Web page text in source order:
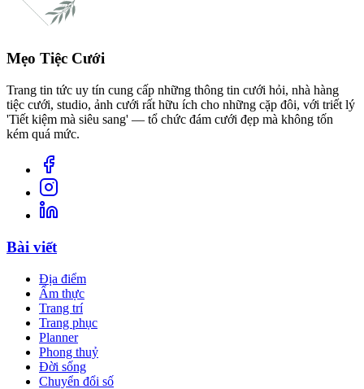
Mẹo Tiệc Cưới
Trang tin tức uy tín cung cấp những thông tin cưới hỏi, nhà hàng
tiệc cưới, studio, ảnh cưới rất hữu ích cho những cặp đôi, với triết lý
'Tiết kiệm mà siêu sang' — tổ chức đám cưới đẹp mà không tốn
kém quá mức.
Bài viết
Địa điểm
Ẩm thực
Trang trí
Trang phục
Planner
Phong thuỷ
Đời sống
Chuyển đổi số